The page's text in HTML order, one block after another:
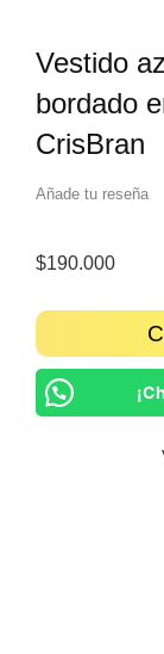
Vestido
bordado
CrisBran
Añade tu reseña
$190.000